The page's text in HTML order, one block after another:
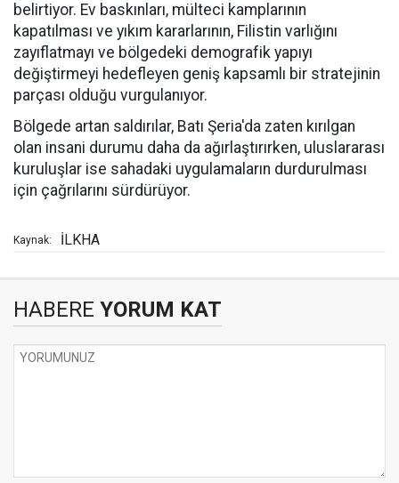
belirtiyor. Ev baskınları, mülteci kamplarının
kapatılması ve yıkım kararlarının, Filistin varlığını
zayıflatmayı ve bölgedeki demografik yapıyı
değiştirmeyi hedefleyen geniş kapsamlı bir stratejinin
parçası olduğu vurgulanıyor.
Bölgede artan saldırılar, Batı Şeria'da zaten kırılgan
olan insani durumu daha da ağırlaştırırken, uluslararası
kuruluşlar ise sahadaki uygulamaların durdurulması
için çağrılarını sürdürüyor.
Kaynak: İLKHA
HABERE YORUM KAT